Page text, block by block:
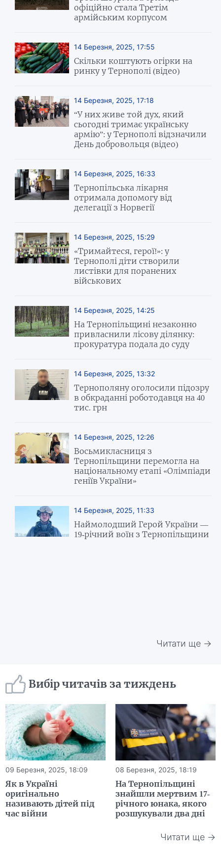
офіційно стала Третім
армійським корпусом
14 Березня, 2025, 17:55
Скільки коштують огірки на
ринку у Тернополі (відео)
14 Березня, 2025, 17:18
“У них живе той дух, який
сьогодні тримає українську
армію”: у Тернополі відзначили
День добровольця (відео)
14 Березня, 2025, 16:33
Тернопільська лікарня
отримала допомогу від
делегації з Норвегії
14 Березня, 2025, 15:29
«Тримайтеся, герої!»: у
Тернополі діти створили
листівки для поранених
військових
14 Березня, 2025, 14:25
На Тернопільщині незаконно
привласнили лісову ділянку:
прокуратура подала до суду
14 Березня, 2025, 13:32
Тернополяну оголосили підозру
в обкраданні роботодавця на 40
тис. грн
14 Березня, 2025, 12:26
Восьмикласниця з
Тернопільщини перемогла на
національному етапі «Олімпіади
геніїв України»
14 Березня, 2025, 11:33
Наймолодший Герой України —
19-річний воїн з Тернопільщини
Читати ще →
Вибір читачів за тиждень
09 Березня, 2025, 18:09
Як в Україні
оригінально
називають дітей під
час війни
08 Березня, 2025, 18:19
На Тернопільщині
знайшли мертвим 17-
річного юнака, якого
розшукували два дні
Читати ще →